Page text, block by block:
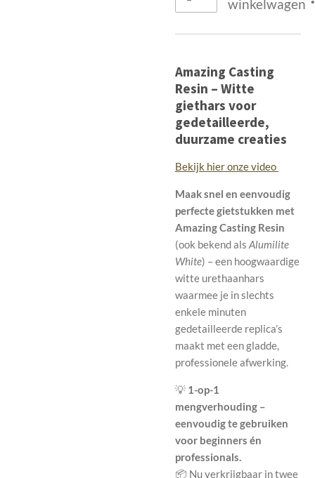
winkelwagen
Amazing Casting
Resin – Witte
giethars voor
gedetailleerde,
duurzame creaties
Bekijk hier onze video
Maak snel en eenvoudig
perfecte gietstukken met
Amazing Casting Resin
(ook bekend als Alumilite
White) – een hoogwaardige
witte urethaanhars
waarmee je in slechts
enkele minuten
gedetailleerde replica’s
maakt met een gladde,
professionele afwerking.
💡 1-op-1
mengverhouding –
eenvoudig te gebruiken
voor beginners én
professionals.
📦 Nu verkrijgbaar in twee